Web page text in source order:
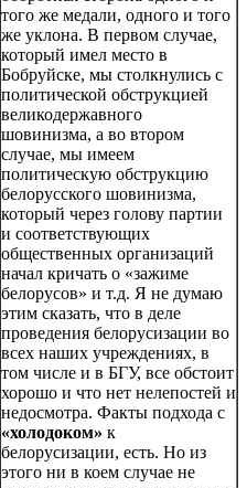
того же медали, одного и того
же уклона. В первом случае,
который имел место в
Бобруйске, мы столкнулись с
политической обструкцией
великодержавного
шовинизма, а во втором
случае, мы имеем
политическую обструкцию
белорусского шовинизма,
который через голову партии
и соответствующих
общественных организаций
начал кричать о «зажиме
белорусов» и т.д. Я не думаю
этим сказать, что в деле
проведения белорусизации во
всех наших учреждениях, в
том числе и в БГУ, все обстоит
хорошо и что нет нелепостей и
недосмотра. Факты подхода с
«холодоком» к
белорусизации, есть. Но из
этого ни в коем случае не